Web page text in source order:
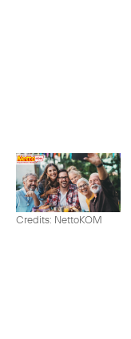
Credits: NettoKOM